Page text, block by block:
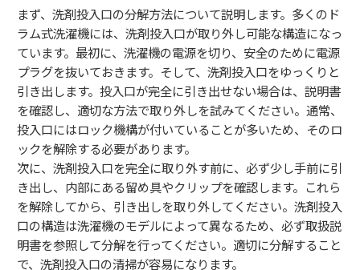
まず、洗剤投入口の分解方法について説明します。多くのド
ラム式洗濯機には、洗剤投入口が取り外し可能な構造になっ
ています。最初に、洗濯機の電源を切り、安全のために電源
プラグを抜いておきます。そして、洗剤投入口をゆっくりと
引き出します。投入口が完全に引き出せない場合は、説明書
を確認し、適切な方法で取り外しを試みてください。通常、
投入口にはロック機構が付いていることが多いため、そのロ
ックを解除する必要があります。
次に、洗剤投入口を完全に取り外す前に、必ず少し手前に引
き出し、内部にある留め具やクリップを確認します。これら
を解除してから、引き出しを取り外してください。洗剤投入
口の構造は洗濯機のモデルによって異なるため、必ず取扱説
明書を参照して分解を行ってください。適切に分解すること
で、洗剤投入口の清掃が容易になります。